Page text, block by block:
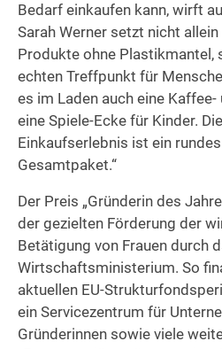
Bedarf einkaufen kann, wirft
Sarah Werner setzt nicht
Produkte ohne Plastikmantel,
echten Treffpunkt für
es im Laden auch eine
eine Spiele-Ecke für Kinder.
Einkaufserlebnis ist ein
Gesamtpaket.“
Der Preis „Gründerin des
der gezielten Förderung der
Betätigung von Frauen durch
Wirtschaftsministerium. So
aktuellen EU-
ein Servicezentrum für
Gründerinnen sowie viele